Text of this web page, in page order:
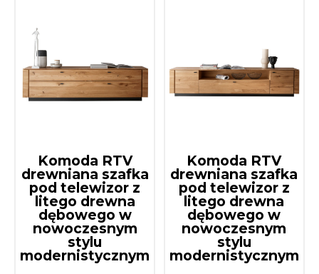
Komoda RTV
drewniana szafka
pod telewizor z
litego drewna
dębowego w
nowoczesnym
stylu
modernistycznym
Komoda RTV
drewniana szafka
pod telewizor z
litego drewna
dębowego w
nowoczesnym
stylu
modernistycznym